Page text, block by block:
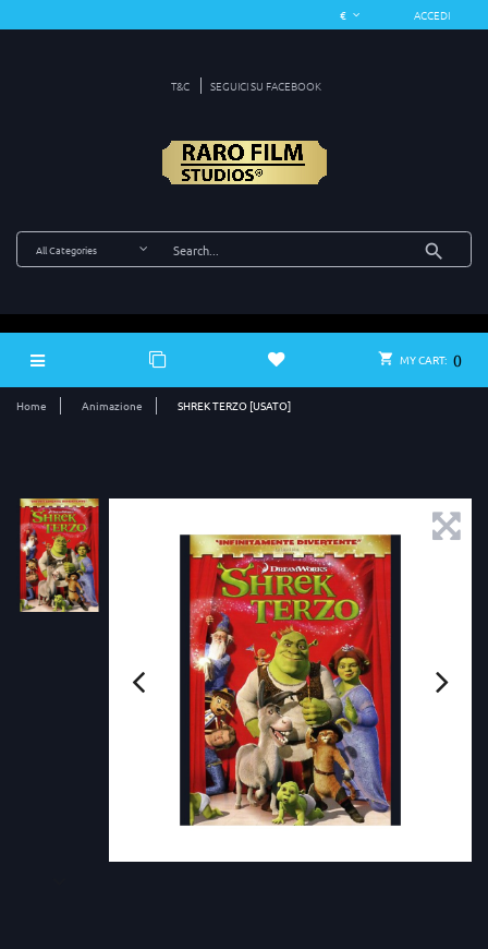
ACCEDI
T&C SEGUICI SU FACEBOOK
MY CART: 0
Home Animazione SHREK TERZO [USATO]